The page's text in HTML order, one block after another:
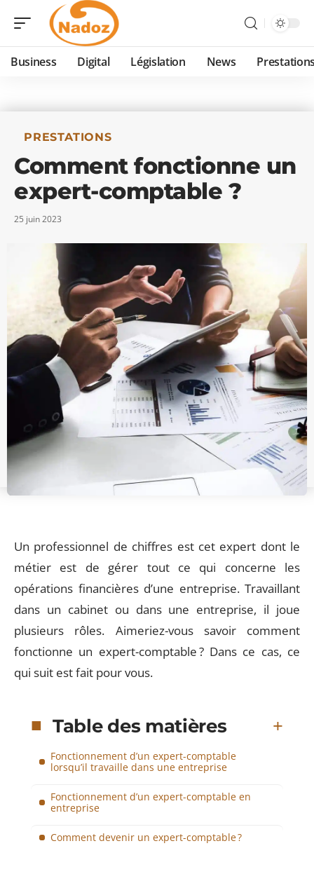
Business Digital Législation News
PRESTATIONS
Comment fonctionne un
expert-comptable ?
25 juin 2023
Un professionnel de chiffres est cet expert dont le
métier est de gérer tout ce qui concerne les
opérations financières d’une entreprise. Travaillant
dans un cabinet ou dans une entreprise, il joue
plusieurs rôles. Aimeriez-vous savoir comment
fonctionne un expert-comptable ? Dans ce cas, ce
qui suit est fait pour vous.
Table des matières
Fonctionnement d’un expert-comptable
lorsqu’il travaille dans une entreprise
Fonctionnement d’un expert-comptable en
entreprise
Comment devenir un expert-comptable ?